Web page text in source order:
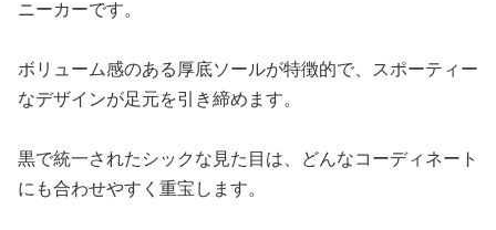
ニーカーです。
ボリューム感のある厚底ソールが特徴的で、スポーティー
なデザインが足元を引き締めます。
黒で統一されたシックな見た目は、どんなコーディネート
にも合わせやすく重宝します。